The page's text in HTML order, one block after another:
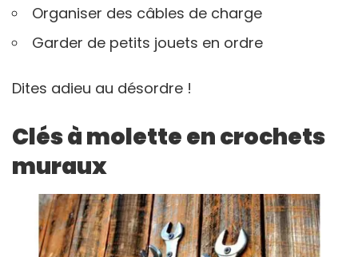
Organiser des câbles de charge
Garder de petits jouets en ordre
Dites adieu au désordre !
Clés à molette en crochets
muraux